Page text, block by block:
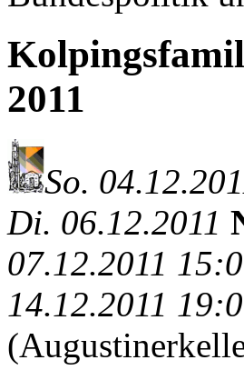
2011
So.
Di. 06.12.2011
07.12.2011
14.12.2011